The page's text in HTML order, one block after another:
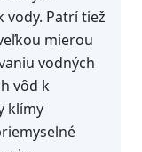
vody. Patrí tiež
mierou
vodných
vôd k
klímy